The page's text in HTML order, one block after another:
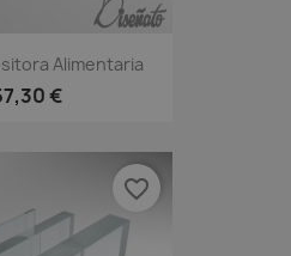
Alimentaria
€
favorite_border